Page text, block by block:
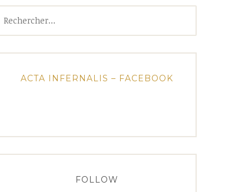
ACTA INFERNALIS – FACEBOOK
FOLLOW